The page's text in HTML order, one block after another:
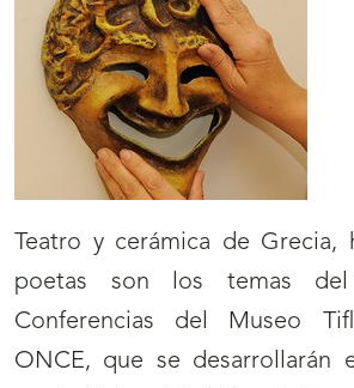
Teatro y cerámica de Grecia,
poetas son los temas
Conferencias del Museo
ONCE, que se desarrollarán